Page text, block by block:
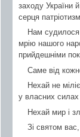
заходу України
серця
Нам судилося
мрію нашого
прийдешніми
Саме від
Нехай не
у власних силах
Нехай мир і
Зі святом